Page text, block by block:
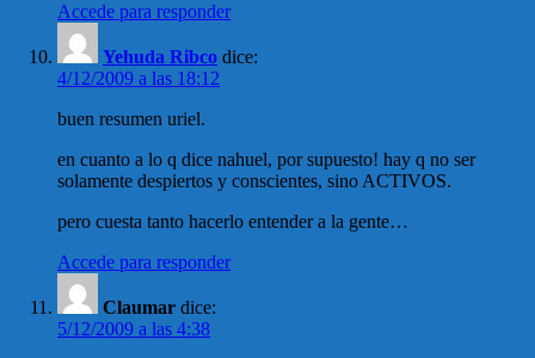
Accede para responder
Yehuda Ribco dice:
4/12/2009 a las 18:12
buen resumen uriel.
en cuanto a lo q dice nahuel, por supuesto! hay q no ser
solamente despiertos y conscientes, sino ACTIVOS.
pero cuesta tanto hacerlo entender a la gente…
Accede para responder
Claumar dice:
5/12/2009 a las 4:38